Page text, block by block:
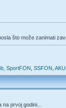
što može zanimati
SportFON SSFON
prvoj godini...